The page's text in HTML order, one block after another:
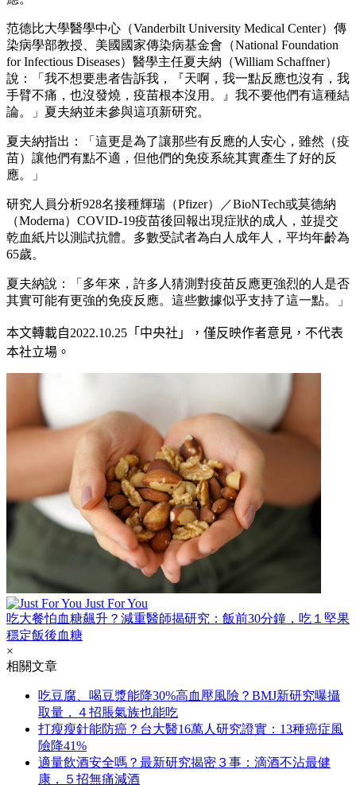
范德比大學醫學中心（Vanderbilt University Medical Center）傳
染病學部教授、美國國家傳染病基金會（National Foundation
for Infectious Diseases）醫學主任夏夫納（William Schaffner）
說：「我不想要患者告訴我，『天啊，我一點反應也沒有，我
手臂不痛，也沒發燒，疫苗根本沒用。』我不要他們有這種結
論。」夏夫納並未參與這項新研究。
夏夫納指出：「這更是為了讓那些有反應的人安心，雖然（疫
苗）讓他們有點不適，但他們的免疫系統其實產生了好的反
應。」
研究人員分析928名接種輝瑞（Pfizer）／BioNTech或莫德納
（Moderna）COVID-19疫苗後回報出現症狀的成人，並提交
乾血紙片以測試抗體。多數受試者為白人成年人，平均年齡為
65歲。
夏夫納說：「多年來，許多人猜測對疫苗反應更強烈的人是否
其實可能有更強的免疫反應。這些數據似乎支持了這一點。」
本文轉載自2022.10.25 「中央社」
，僅反映作者意見，不代表
本社立場。
Just For You
吃大餐怕血糖飆升？減重醫師揭研究：飯前30分鐘，吃１堅果
穩定飯後血糖
×
相關文章
吃豆腐、喝豆漿能降30%高血壓風險？BMJ新研究曝攝
取量，４招脹氣族也能吃
打瘦瘦針能防癌？台大醫16萬人研究證實：13種癌症風
險降41%
適量飲酒安全嗎？最新研究揭密３事：滴酒不沾最健
康，５招無痛減酒